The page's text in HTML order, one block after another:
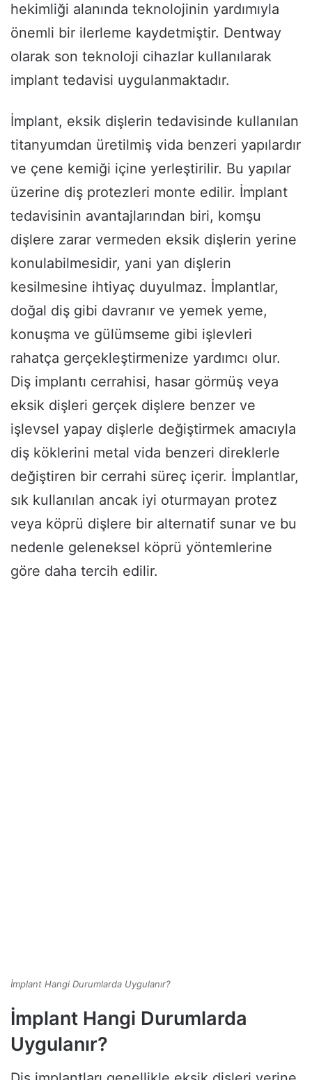
hekimliği alanında teknolojinin yardımıyla
önemli bir ilerleme kaydetmiştir. Dentway
olarak son teknoloji cihazlar kullanılarak
implant tedavisi uygulanmaktadır.
İmplant, eksik dişlerin tedavisinde kullanılan
titanyumdan üretilmiş vida benzeri yapılardır
ve çene kemiği içine yerleştirilir. Bu yapılar
üzerine diş protezleri monte edilir. İmplant
tedavisinin avantajlarından biri, komşu
dişlere zarar vermeden eksik dişlerin yerine
konulabilmesidir, yani yan dişlerin
kesilmesine ihtiyaç duyulmaz. İmplantlar,
doğal diş gibi davranır ve yemek yeme,
konuşma ve gülümseme gibi işlevleri
rahatça gerçekleştirmenize yardımcı olur.
Diş implantı cerrahisi, hasar görmüş veya
eksik dişleri gerçek dişlere benzer ve
işlevsel yapay dişlerle değiştirmek amacıyla
diş köklerini metal vida benzeri direklerle
değiştiren bir cerrahi süreç içerir. İmplantlar,
sık kullanılan ancak iyi oturmayan protez
veya köprü dişlere bir alternatif sunar ve bu
nedenle geleneksel köprü yöntemlerine
göre daha tercih edilir.
İmplant Hangi Durumlarda Uygulanır?
İmplant Hangi Durumlarda
Uygulanır?